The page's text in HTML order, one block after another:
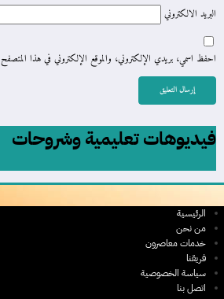
البريد الالكتروني
احفظ اسمي، بريدي الإلكتروني، والموقع الإلكتروني في هذا المتصفح
فيديوهات تعليمية وشروحات
الرئيسية
من نحن
خدمات معاصرون
فريقنا
سياسة الخصوصية
اتصل بنا